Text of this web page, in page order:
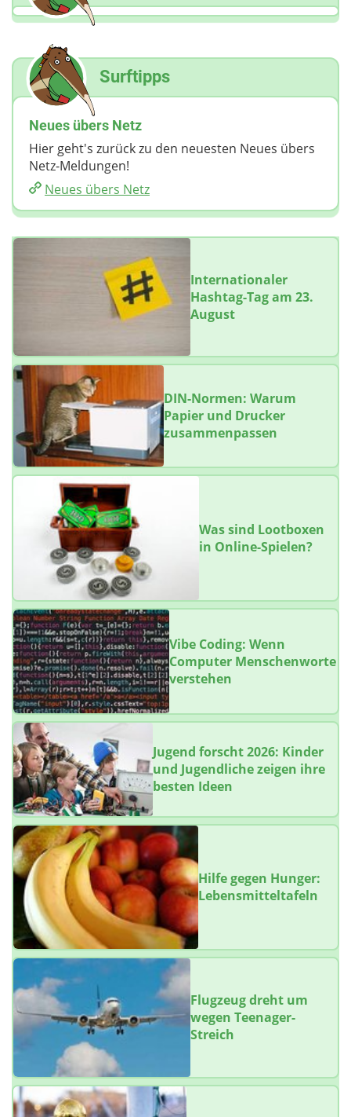
Surftipps
Neues übers Netz
Hier geht's zurück zu den neuesten Neues übers
Netz-Meldungen!
Neues übers Netz
Internationaler
Hashtag-Tag am 23.
August
DIN-Normen: Warum
Papier und Drucker
zusammenpassen
Was sind Lootboxen
in Online-Spielen?
Vibe Coding: Wenn
Computer Menschenworte
verstehen
Jugend forscht 2026: Kinder
und Jugendliche zeigen ihre
besten Ideen
Hilfe gegen Hunger:
Lebensmitteltafeln
Flugzeug dreht um
wegen Teenager-
Streich